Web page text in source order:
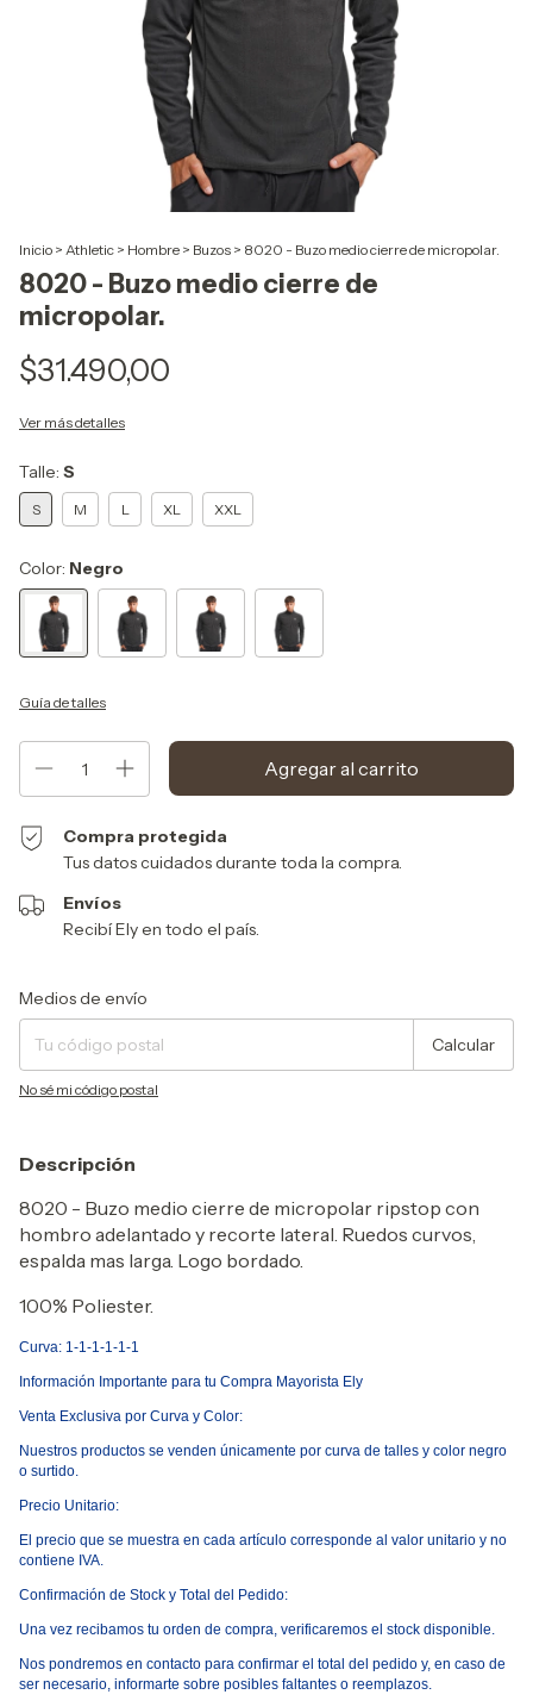
Inicio > Athletic > Hombre > Buzos > 8020 - Buzo medio cierre de micropolar.
8020 - Buzo medio cierre de
micropolar.
$31.490,00
Ver más detalles
Talle: S
S M L XL XXL
Color: Negro
Guía de talles
Compra protegida
Tus datos cuidados durante toda la compra.
Envíos
Recibí Ely en todo el país.
Entregas para el CP:
Medios de envío
Calcular
No sé mi código postal
Descripción
8020 - Buzo medio cierre de micropolar ripstop con
hombro adelantado y recorte lateral. Ruedos curvos,
espalda mas larga. Logo bordado.
100% Poliester.
Curva: 1-1-1-1-1-1
Información Importante para tu Compra Mayorista Ely
Venta Exclusiva por Curva y Color:
Nuestros productos se venden únicamente por curva de talles y color negro
o surtido.
Precio Unitario:
El precio que se muestra en cada artículo corresponde al valor unitario y no
contiene IVA.
Confirmación de Stock y Total del Pedido:
Una vez recibamos tu orden de compra, verificaremos el stock disponible.
Nos pondremos en contacto para confirmar el total del pedido y, en caso de
ser necesario, informarte sobre posibles faltantes o reemplazos.